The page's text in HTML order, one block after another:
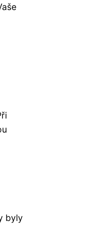
byly